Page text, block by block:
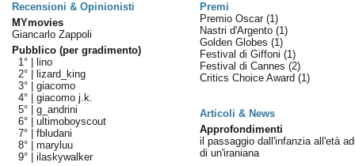
Recensioni & Opinionisti
Premi
MYmovies
Giancarlo Zappoli
Pubblico (per gradimento)
1° |
lino
2° |
lizard_king
3° | giacomo
4° | giacomo j.k.
5° | g_andrini
6° | ultimoboyscout
7° | fbludani
8° | maryluu
9° | ilaskywalker
Premio Oscar (1)
Nastri d'Argento (1)
Golden Globes (1)
Festival di Giffoni (1)
Festival di Cannes (2)
Critics Choice Award (1)
Articoli & News
Approfondimenti
il passaggio dall'infanzia all'età
di un'iraniana